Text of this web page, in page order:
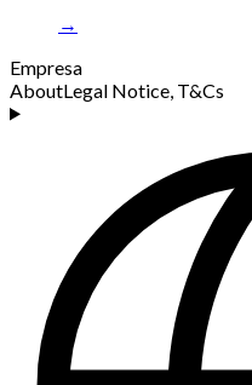
→
Empresa
AboutLegal Notice, T&Cs